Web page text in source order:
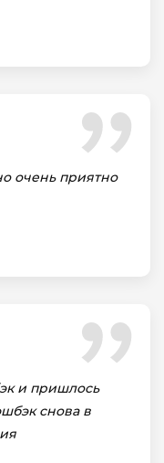
очень приятно
и пришлось
снова в